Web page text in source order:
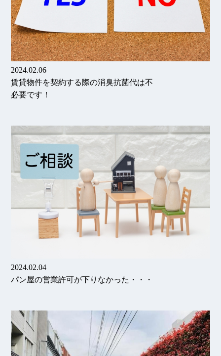
2024.02.06
賃貸物件を契約する際の消臭抗菌代は不
必要です！
2024.02.04
パン屋の営業許可が下りなかった・・・